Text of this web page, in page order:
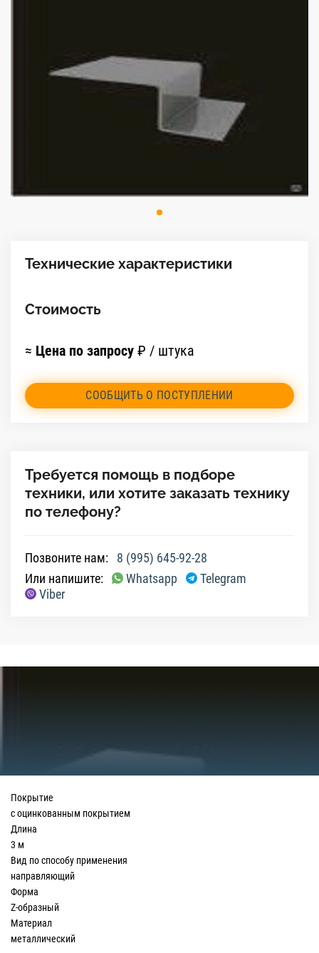
Технические характеристики
Стоимость
≈ Цена по запросу ₽ / штука
СООБЩИТЬ О ПОСТУПЛЕНИИ
Требуется помощь в подборе
техники, или хотите заказать технику
по телефону?
Позвоните нам:
8 (995) 645-92-28
Или напишите:
Whatsapp
Telegram
Viber
Покрытие
с оцинкованным покрытием
Длина
3 м
Вид по способу применения
направляющий
Форма
Z-образный
Материал
металлический